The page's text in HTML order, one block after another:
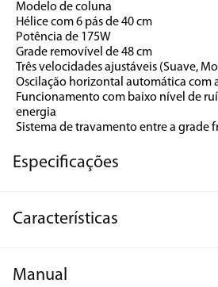
Modelo de coluna
Hélice com 6 pás de 40 cm
Potência de 175W
Grade removível de 48 cm
Três velocidades ajustáveis (Suave,
Oscilação horizontal automática com
Funcionamento com baixo nível de
energia
Sistema de travamento entre a grade
Especificações
Características
Manual